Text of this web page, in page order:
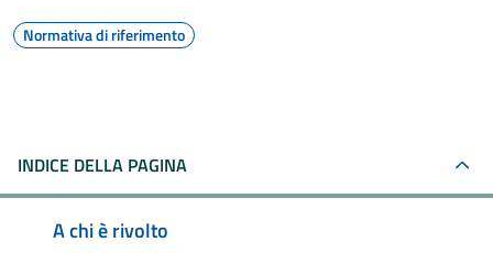
Normativa di riferimento
INDICE DELLA PAGINA
A chi è rivolto